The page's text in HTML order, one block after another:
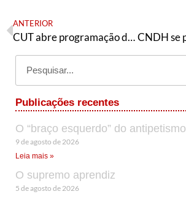
ANTERIOR
CUT abre programação do Mês da Consciência Negra
Publicações recentes
O “braço esquerdo” do antipetismo
9 de agosto de 2026
Leia mais »
O supremo aprendiz
5 de agosto de 2026